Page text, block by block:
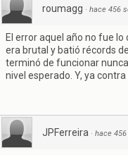
roumagg · hace 456
El error aquel año no fue lo
era brutal y batió récords
terminó de funcionar
nivel esperado. Y, ya contra
JPFerreira · hace